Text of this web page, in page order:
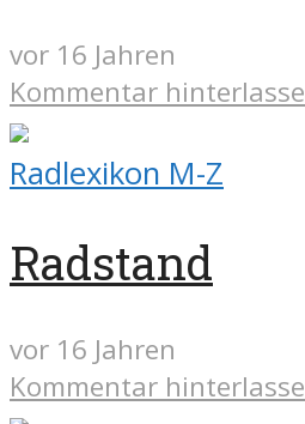
vor 16 Jahren
Kommentar
Radlexikon M-Z
Radstand
vor 16 Jahren
Kommentar